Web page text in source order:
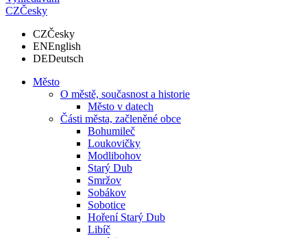
CZČesky
CZČesky
ENEnglish
DEDeutsch
Město
O městě, současnost a historie
Město v datech
Části města, začleněné obce
Bohumileč
Loukovičky
Modlibohov
Starý Dub
Smržov
Sobákov
Sobotice
Hoření Starý Dub
Libíč